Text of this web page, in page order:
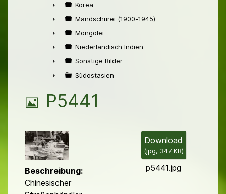
►
►
Korea
►
Mandschurei (1900-1945)
►
Mongolei
►
Niederländisch Indien
►
Sonstige Bilder
Südostasien
B
l
d
P5441
Download
(jpg, 347 KB)
p5441.jpg
Beschreibung:
Chinesischer